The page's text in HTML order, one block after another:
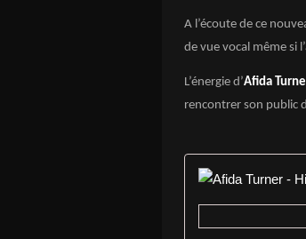
A l’écoute de ce
de vue vocal même si
L’énergie d’Afida
rencontrer son public